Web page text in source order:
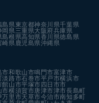
島県東京都神奈川県千葉県
岡県三重県大阪府兵庫県
島根県高知県香川県徳島県
崎県鹿児島県沖縄県
市和歌山市鳴門市富津市
淡路市石巻市平戸市横浜市
館山市平塚市 四日市市
市横須賀市唐津市津市長島町
万里市天草市今治市南知多町